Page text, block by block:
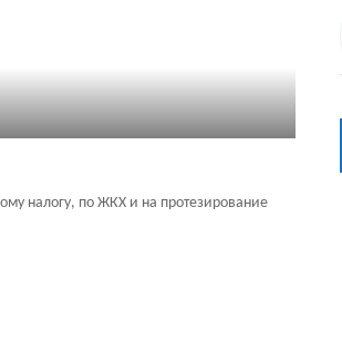
налогу, по ЖКХ и на протезирование